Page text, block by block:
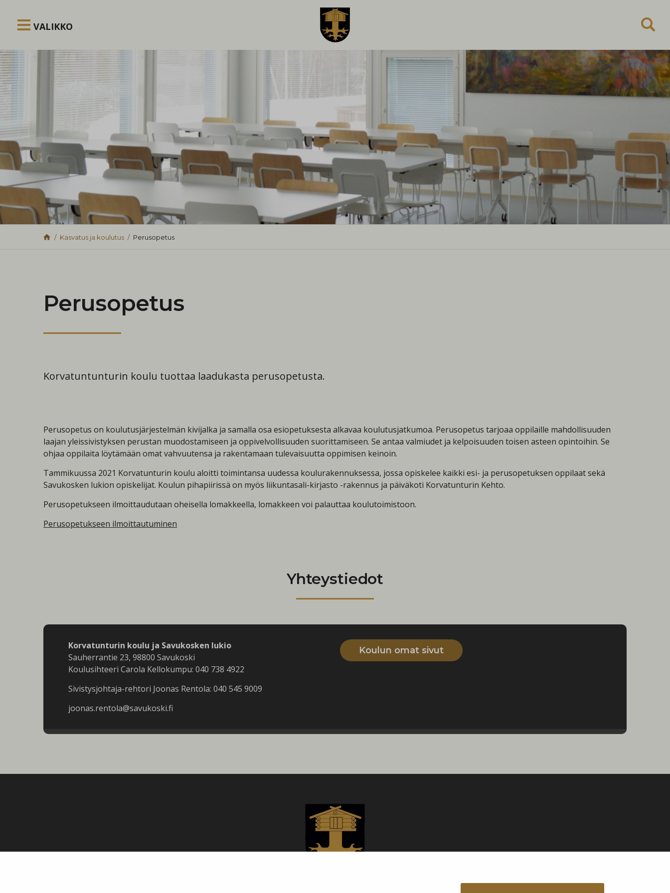
VALIKKO
Kuuntele
Kasvatus ja koulutus Perusopetus
Perusopetus
Korvatuntunturin koulu tuottaa laadukasta perusopetusta.
Perusopetus on koulutusjärjestelmän kivijalka ja samalla osa esiopetuksesta alkavaa koulutusjatkumoa. Perusopetus tarjoaa oppilaille mahdollisuuden
laajan yleissivistyksen perustan muodostamiseen ja oppivelvollisuuden suorittamiseen. Se antaa valmiudet ja kelpoisuuden toisen asteen opintoihin. Se
ohjaa oppilaita löytämään omat vahvuutensa ja rakentamaan tulevaisuutta oppimisen keinoin.
Tammikuussa 2021 Korvatunturin koulu aloitti toimintansa uudessa koulurakennuksessa, jossa opiskelee kaikki esi- ja perusopetuksen oppilaat sekä
Savukosken lukion opiskelijat. Koulun pihapiirissä on myös liikuntasali-kirjasto -rakennus ja päiväkoti Korvatunturin Kehto.
Perusopetukseen ilmoittaudutaan oheisella lomakkeella, lomakkeen voi palauttaa koulutoimistoon.
Perusopetukseen ilmoittautuminen
Yhteystiedot
Korvatunturin koulu ja Savukosken lukio
Sauherrantie 23, 98800 Savukoski
Koulusihteeri Carola Kellokumpu: 040 738 4922
Sivistysjohtaja-rehtori Joonas Rentola: 040 545 9009
joonas.rentola@savukoski.fi
Koulun omat sivut